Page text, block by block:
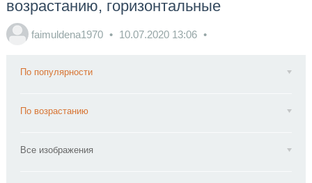
возрастанию, горизонтальные
faimuldena1970 10.07.2020 13:06
По популярности
По возрастанию
Все изображения